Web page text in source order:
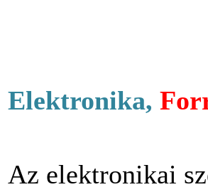
Elektronika,
Az elektronikai